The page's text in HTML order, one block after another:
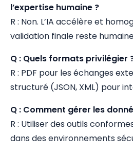
l’expertise humaine ?
R : Non. L’IA accélère et
validation finale reste
Q : Quels formats privilégier
R : PDF pour les échanges
structuré (JSON, XML) pour
Q : Comment gérer les
R : Utiliser des outils
dans des environnements